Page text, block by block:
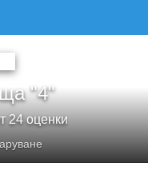
"4"
24 оценки